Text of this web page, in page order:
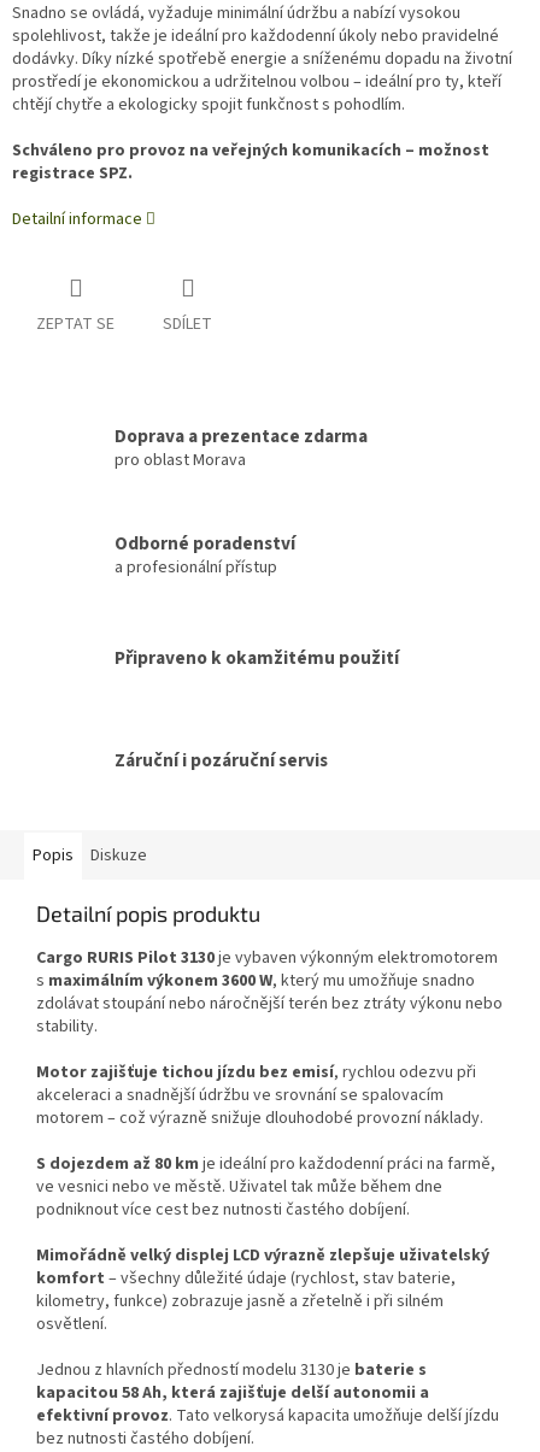
Snadno se ovládá, vyžaduje minimální údržbu a nabízí vysokou
spolehlivost, takže je ideální pro každodenní úkoly nebo pravidelné
dodávky. Díky nízké spotřebě energie a sníženému dopadu na životní
prostředí je ekonomickou a udržitelnou volbou – ideální pro ty, kteří
chtějí chytře a ekologicky spojit funkčnost s pohodlím.
Schváleno pro provoz na veřejných komunikacích – možnost
registrace SPZ.
Detailní informace
ZEPTAT SE SDÍLET
Doprava a prezentace zdarma
pro oblast Morava
Odborné poradenství
a profesionální přístup
Připraveno k okamžitému použití
Záruční i pozáruční servis
Popis Diskuze
Detailní popis produktu
Cargo RURIS Pilot 3130je vybaven výkonným elektromotorem
s maximálním výkonem 3600 W, který mu umožňuje snadno
zdolávat stoupání nebo náročnější terén bez ztráty výkonu nebo
stability.
Motor zajišťuje tichou jízdu bez emisí, rychlou odezvu při
akceleraci a snadnější údržbu ve srovnání se spalovacím
motorem – což výrazně snižuje dlouhodobé provozní náklady.
S dojezdem až 80 km je ideální pro každodenní práci na farmě,
ve vesnici nebo ve městě. Uživatel tak může během dne
podniknout více cest bez nutnosti častého dobíjení.
Mimořádně velký displej LCD výrazně zlepšuje uživatelský
komfort – všechny důležité údaje (rychlost, stav baterie,
kilometry, funkce) zobrazuje jasně a zřetelně i při silném
osvětlení.
Jednou z hlavních předností modelu 3130 je baterie s
kapacitou 58 Ah, která zajišťuje delší autonomii a
efektivní provoz. Tato velkorysá kapacita umožňuje delší jízdu
bez nutnosti častého dobíjení.